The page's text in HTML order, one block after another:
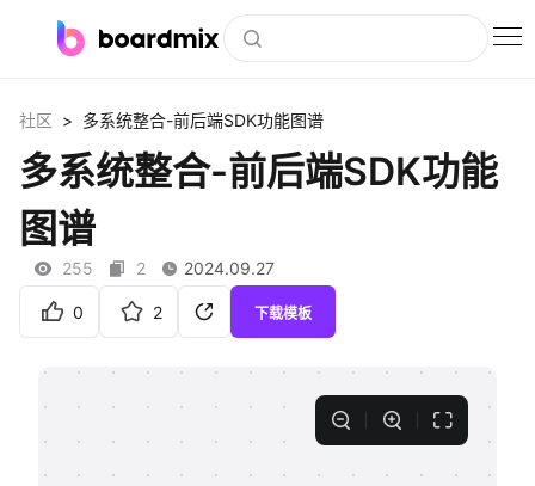
社区资源
会员
企业服务
客户案例
支持
社区 > 多系统整合-前后端SDK功能图谱
多系统整合-前后端SDK功能
图谱
255 2 2024.09.27
0 2 下载模板